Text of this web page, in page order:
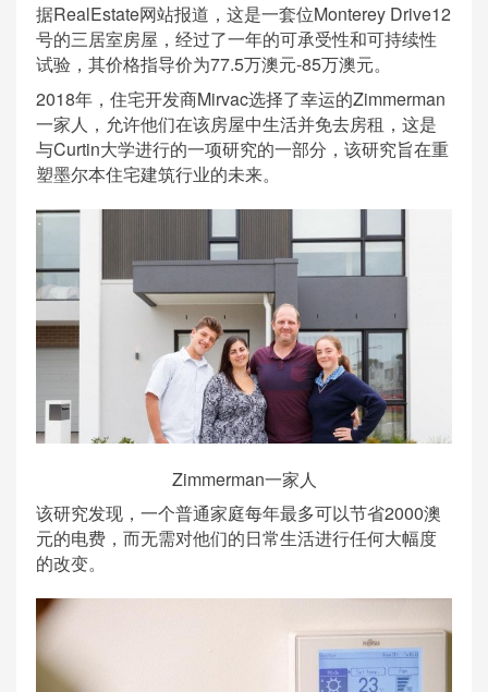
据RealEstate网站报道，这是一套位Monterey Drive12
号的三居室房屋，经过了一年的可承受性和可持续性
试验，其价格指导价为77.5万澳元-85万澳元。
2018年，住宅开发商Mirvac选择了幸运的Zimmerman
一家人，允许他们在该房屋中生活并免去房租，这是
与Curtin大学进行的一项研究的一部分，该研究旨在重
塑墨尔本住宅建筑行业的未来。
Zimmerman一家人
该研究发现，一个普通家庭每年最多可以节省2000澳
元的电费，而无需对他们的日常生活进行任何大幅度
的改变。